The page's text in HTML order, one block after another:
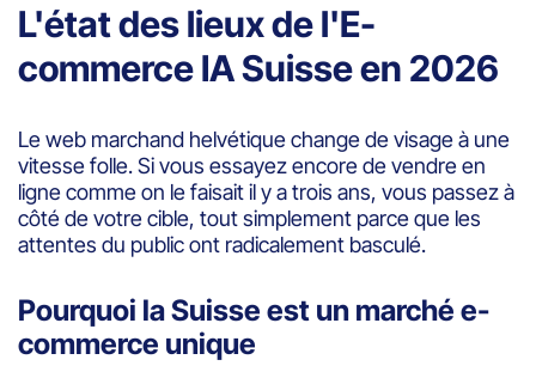
L'état des lieux de l'E-
commerce IA Suisse en 2026
Le web marchand helvétique change de visage à une
vitesse folle. Si vous essayez encore de vendre en
ligne comme on le faisait il y a trois ans, vous passez à
côté de votre cible, tout simplement parce que les
attentes du public ont radicalement basculé.
Pourquoi la Suisse est un marché e-
commerce unique